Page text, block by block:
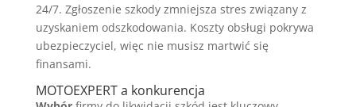
24/7. Zgłoszenie szkody zmniejsza stres związany z
uzyskaniem odszkodowania. Koszty obsługi pokrywa
ubezpieczyciel, więc nie musisz martwić się
finansami.
MOTOEXPERT a konkurencja